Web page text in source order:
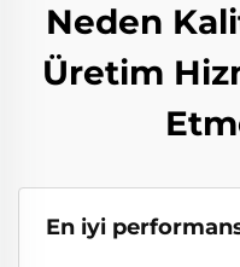
Neden
Üretim
En iyi